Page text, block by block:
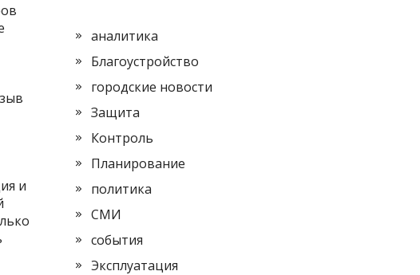
и
аналитика
Благоустройство
городские новости
Защита
Контроль
Планирование
политика
СМИ
события
Эксплуатация